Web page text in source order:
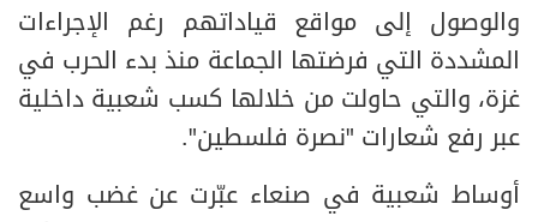
والوصول إلى مواقع قياداتهم رغم الإجراءات
المشددة التي فرضتها الجماعة منذ بدء الحرب في
غزة، والتي حاولت من خلالها كسب شعبية داخلية
عبر رفع شعارات "نصرة فلسطين".
أوساط شعبية في صنعاء عبّرت عن غضب واسع